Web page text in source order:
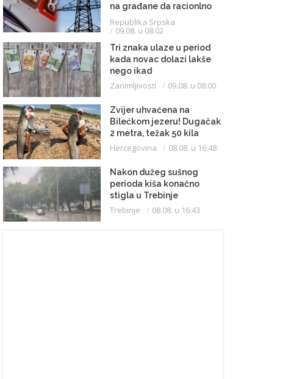
na građane da racionlno
troše struju
Republika Srpska
09.08. u 08:02
Tri znaka ulaze u period
kada novac dolazi lakše
nego ikad
Zanimljivosti 09.08. u 08:00
Zvijer uhvaćena na
Bilećkom jezeru! Dugačak
2 metra, težak 50 kila
Hercegovina 08.08. u 16:48
Nakon dužeg sušnog
perioda kiša konačno
stigla u Trebinje
Trebinje 08.08. u 16:43